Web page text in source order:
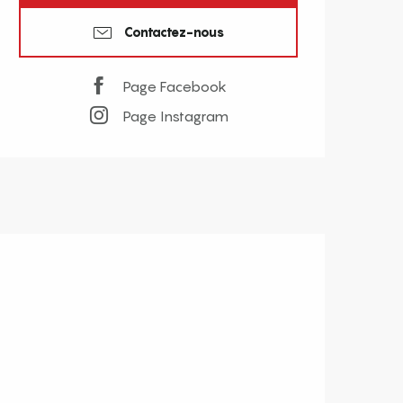
Contactez-nous
Page Facebook
Page Instagram